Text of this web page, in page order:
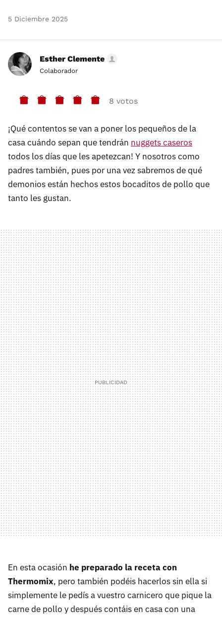
5 Diciembre 2025
Esther Clemente
Colaborador
8 votos
¡Qué contentos se van a poner los pequeños de la
casa cuándo sepan que tendrán nuggets caseros
todos los días que les apetezcan! Y nosotros como
padres también, pues por una vez sabremos de qué
demonios están hechos estos bocaditos de pollo que
tanto les gustan.
En esta ocasión he preparado la receta con
Thermomix, pero también podéis hacerlos sin ella si
simplemente le pedís a vuestro carnicero que pique la
carne de pollo y después contáis en casa con una